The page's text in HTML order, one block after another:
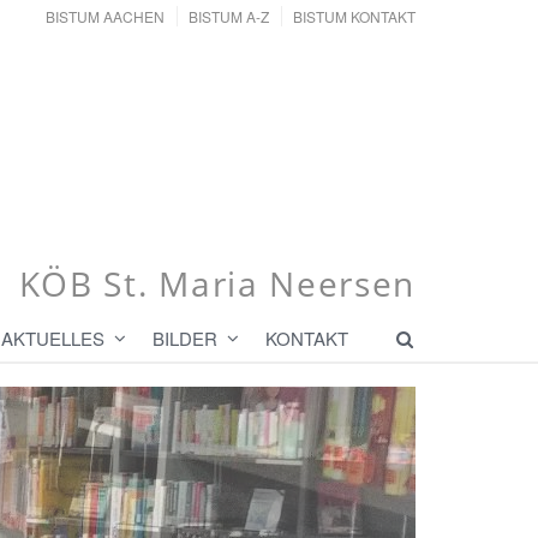
BISTUM AACHEN BISTUM A-Z BISTUM KONTAKT
KÖB St. Maria Neersen
AKTUELLES BILDER KONTAKT